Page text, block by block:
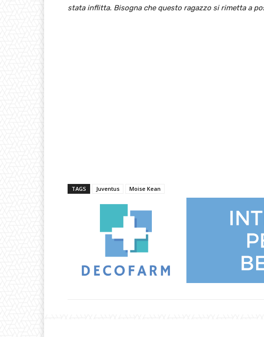
stata inflitta. Bisogna che questo ragazzo si rimetta a
TAGS Juventus Moise Kean